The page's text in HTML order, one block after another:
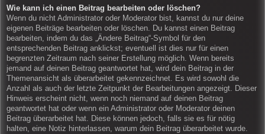
Wie kann ich einen Beitrag bearbeiten oder löschen?
Wenn du nicht Administrator oder Moderator bist, kannst du nur deine
eigenen Beiträge bearbeiten oder löschen. Du kannst einen Beitrag
bearbeiten, indem du das „Ändere Beitrag“-Symbol für den
entsprechenden Beitrag anklickst; eventuell ist dies nur für einen
begrenzten Zeitraum nach seiner Erstellung möglich. Wenn bereits
jemand auf deinen Beitrag geantwortet hat, wird dein Beitrag in der
Themenansicht als überarbeitet gekennzeichnet. Es wird sowohl die
Anzahl als auch der letzte Zeitpunkt der Bearbeitungen angezeigt. Dieser
Hinweis erscheint nicht, wenn noch niemand auf deinen Beitrag
geantwortet hat oder wenn ein Administrator oder Moderator deinen
Beitrag überarbeitet hat. Diese können jedoch, falls sie es für nötig
halten, eine Notiz hinterlassen, warum dein Beitrag überarbeitet wurde.